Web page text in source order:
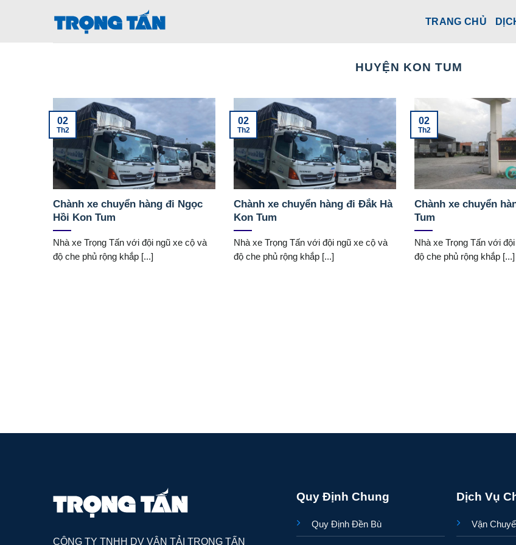
TRANG CHỦ
HUYỆN KON TUM
Chành xe chuyển hàng đi Ngọc
Hồi Kon Tum
Nhà xe Trọng Tấn với đội ngũ xe cộ và
độ che phủ rộng khắp [...]
02
Th2
Chành xe chuyển hàng đi Đắk Hà
Kon Tum
Nhà xe Trọng Tấn với đội ngũ xe cộ và
độ che phủ rộng khắp [...]
02
Th2
Chành xe chuyển
Tum
Nhà xe Trọng Tấn với
độ che phủ rộng khắp [...]
02
Th2
CÔNG TY TNHH DV VẬN TẢI TRỌNG TẤN
Quy Định Chung
Quy Định Đền Bù
Dịch Vụ
Vận